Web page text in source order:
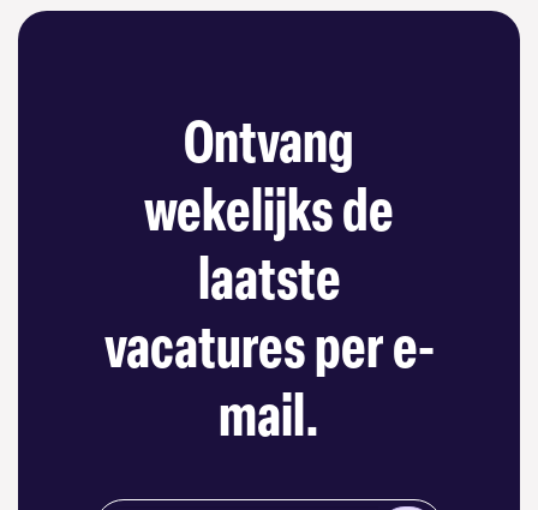
Ontvang
wekelijks de
laatste
vacatures per e-
mail.